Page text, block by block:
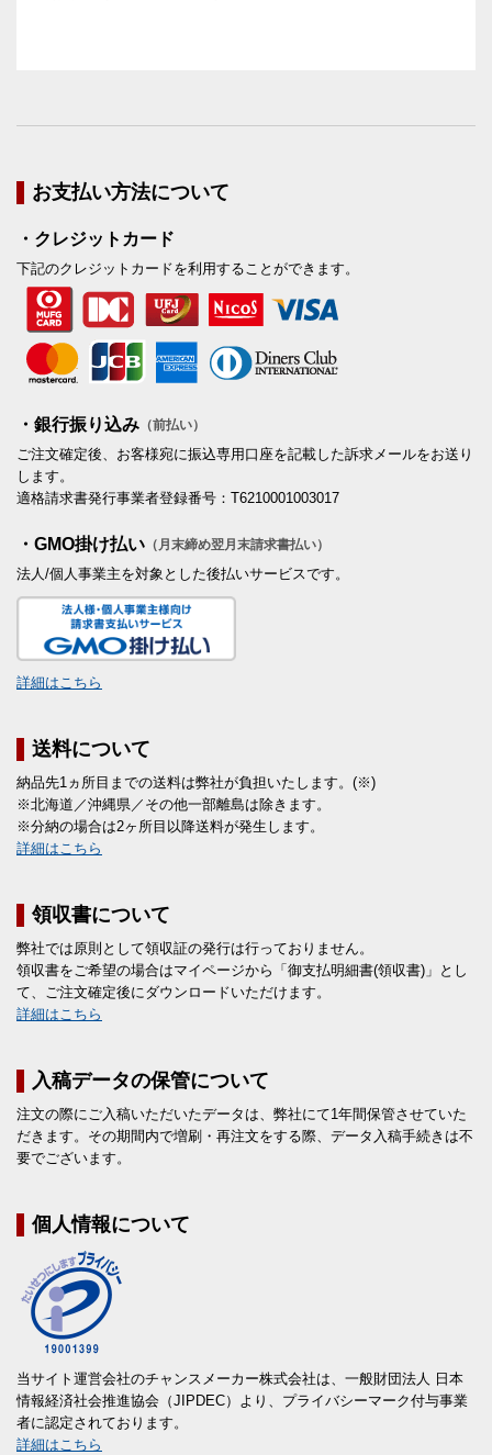
お支払い方法について
・クレジットカード
下記のクレジットカードを利用することができます。
・銀行振り込み （前払い）
ご注文確定後、お客様宛に振込専用口座を記載した訴求メールをお送り
します。
適格請求書発行事業者登録番号：T6210001003017
・GMO掛け払い （月末締め翌月末請求書払い）
法人/個人事業主を対象とした後払いサービスです。
詳細はこちら
送料について
納品先1ヵ所目までの送料は弊社が負担いたします。(※)
※北海道／沖縄県／その他一部離島は除きます。
※分納の場合は2ヶ所目以降送料が発生します。
詳細はこちら
領収書について
弊社では原則として領収証の発行は行っておりません。
領収書をご希望の場合はマイページから「御支払明細書(領収書)」とし
て、ご注文確定後にダウンロードいただけます。
詳細はこちら
入稿データの保管について
注文の際にご入稿いただいたデータは、弊社にて1年間保管させていた
だきます。その期間内で増刷・再注文をする際、データ入稿手続きは不
要でございます。
個人情報について
当サイト運営会社のチャンスメーカー株式会社は、一般財団法人 日本
情報経済社会推進協会（JIPDEC）より、プライバシーマーク付与事業
者に認定されております。
詳細はこちら